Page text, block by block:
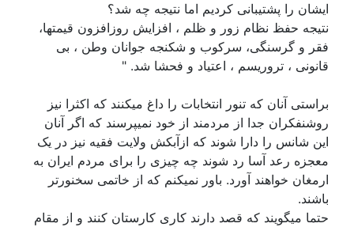
ایشان را پشتیبانی کردیم اما نتیجه چه شد؟
نتیجه حفظ نظام زور و ظلم ، افزایش روزافزون قیمتها،
فقر و گرسنگی، سرکوب و شکنجه جوانان وطن ، بی
قانونی ، تروریسم ، اعتیاد و فحشا شد. "
براستی آنان که تنور انتخابات را داغ میکنند که اکثرا نیز
روشنفکران جدا از مردمند از خود نمیپرسند که اگر آنان
این شانس را دارا شوند که ازآبکش ولایت فقیه نیز در یک
معجزه رعد آسا رد شوند چه چیزی را برای مردم ایران به
ارمغان خواهند آورد. باور نمیکنم که از خاتمی سخنورتر
باشند.
حتما میگویند که قصد دارند کاری کارستان کنند و از مقام